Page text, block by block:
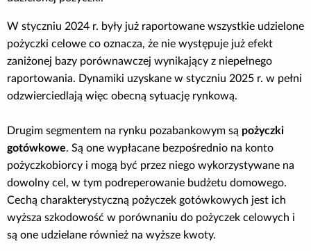
W styczniu 2024 r. były już raportowane wszystkie udzielone
pożyczki celowe co oznacza, że nie występuje już efekt
zaniżonej bazy porównawczej wynikający z niepełnego
raportowania. Dynamiki uzyskane w styczniu 2025 r. w pełni
odzwierciedlają więc obecną sytuację rynkową.
Drugim segmentem na rynku pozabankowym są pożyczki
gotówkowe. Są one wypłacane bezpośrednio na konto
pożyczkobiorcy i mogą być przez niego wykorzystywane na
dowolny cel, w tym podreperowanie budżetu domowego.
Cechą charakterystyczną pożyczek gotówkowych jest ich
wyższa szkodowość w porównaniu do pożyczek celowych i
są one udzielane również na wyższe kwoty.